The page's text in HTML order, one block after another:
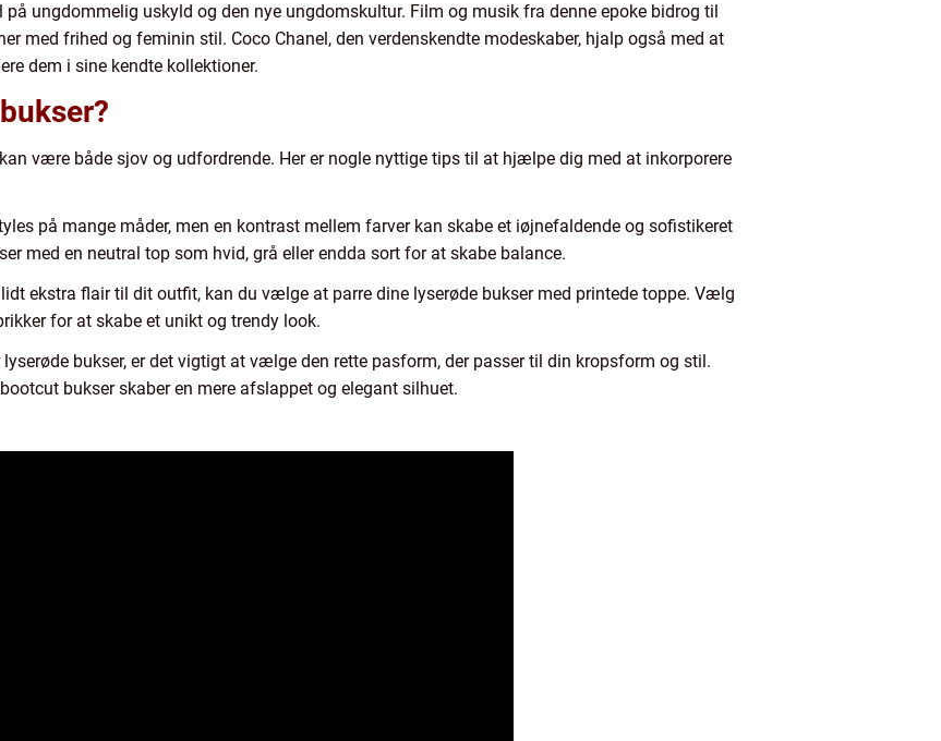
på ungdommelig uskyld og den nye ungdomskultur. Film og musik fra denne epoke bidrog til
med frihed og feminin stil. Coco Chanel, den verdenskendte modeskaber, hjalp også med at
dem i sine kendte kollektioner.
være både sjov og udfordrende. Her er nogle nyttige tips til at hjælpe dig med at inkorporere
på mange måder, men en kontrast mellem farver kan skabe et iøjnefaldende og sofistikeret
med en neutral top som hvid, grå eller endda sort for at skabe balance.
ekstra flair til dit outfit, kan du vælge at parre dine lyserøde bukser med printede toppe. Vælg
for at skabe et unikt og trendy look.
bukser, er det vigtigt at vælge den rette pasform, der passer til din kropsform og stil.
bukser skaber en mere afslappet og elegant silhuet.